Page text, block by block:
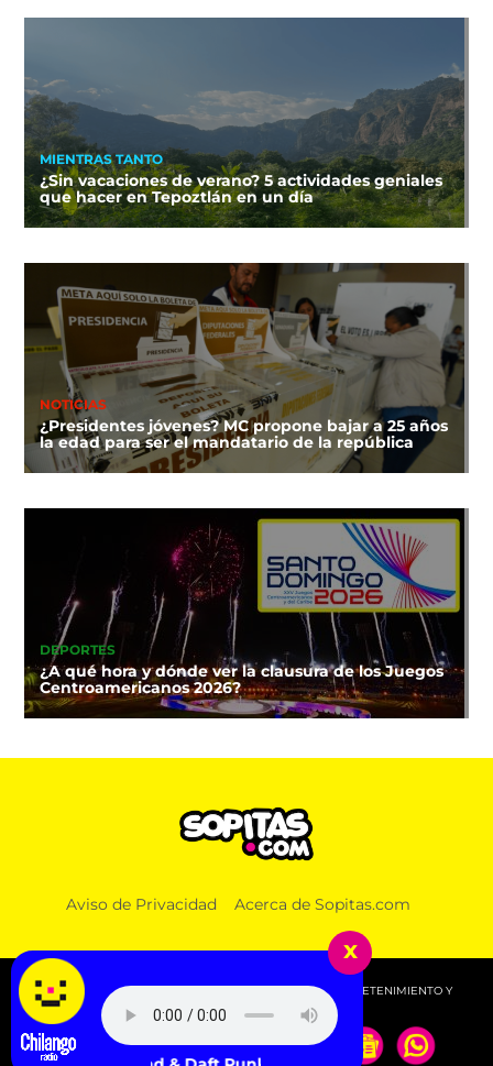
MIENTRAS TANTO
¿Sin vacaciones de verano? 5 actividades geniales
que hacer en Tepoztlán en un día
NOTICIAS
¿Presidentes jóvenes? MC propone bajar a 25 años
la edad para ser el mandatario de la república
DEPORTES
¿A qué hora y dónde ver la clausura de los Juegos
Centroamericanos 2026?
Aviso de Privacidad Acerca de Sopitas.com
© 2026 SOPITAS.COM - MÚSICA, NOTICIAS, DEPORTES, ENTRETENIMIENTO Y
MÁS!.
x